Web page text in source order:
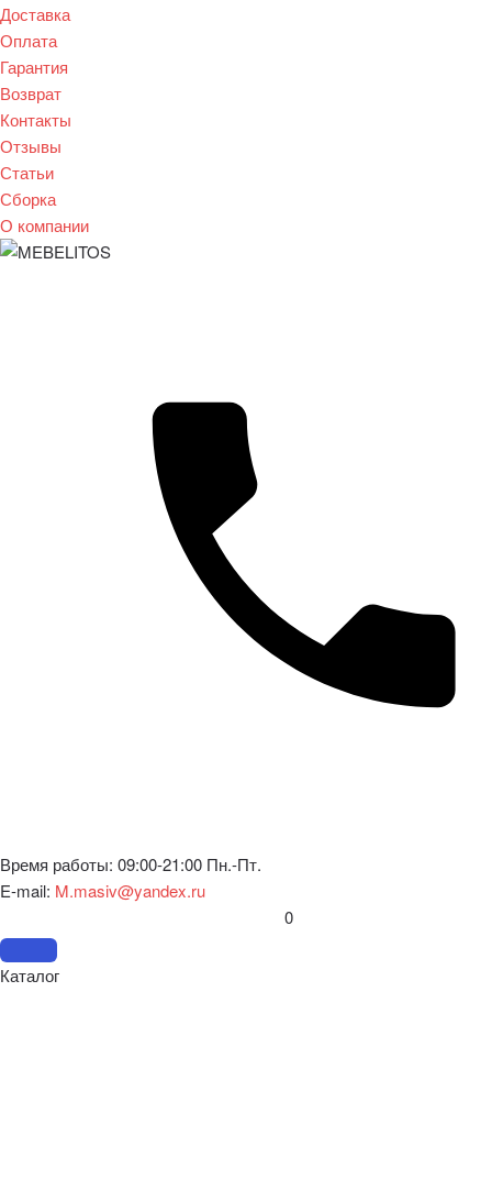
Доставка
Оплата
Гарантия
Возврат
Контакты
Отзывы
Статьи
Сборка
О компании
Время работы: 09:00-21:00 Пн.-Пт.
E-mail: M.masiv@yandex.ru
0
Каталог